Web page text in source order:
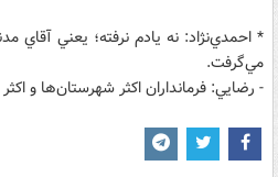
* احمدي‌نژاد‌: نه يادم نرفته‌؛ يعني آقاي
مي‌گرفت.
- رضايي‌: فرمانداران اكثر شهرستان‌ها و